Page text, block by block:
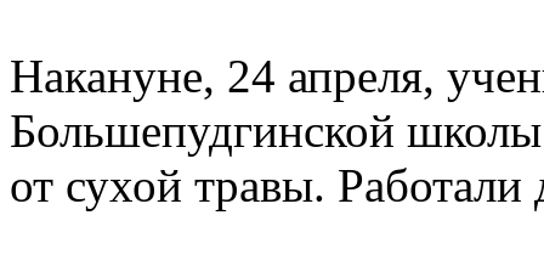
Накануне, 24 апреля,
Большепудгинской
от сухой травы.